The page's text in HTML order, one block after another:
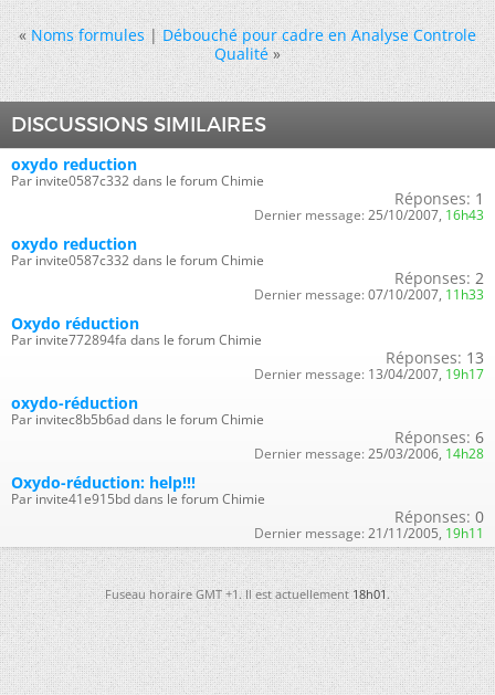
« Noms formules|Débouché pour cadre en Analyse Controle
Qualité »
DISCUSSIONS SIMILAIRES
oxydo reduction
Par invite0587c332 dans le forum Chimie
Réponses: 1
Dernier message: 25/10/2007, 16h43
oxydo reduction
Par invite0587c332 dans le forum Chimie
Réponses: 2
Dernier message: 07/10/2007, 11h33
Oxydo réduction
Par invite772894fa dans le forum Chimie
Réponses: 13
Dernier message: 13/04/2007, 19h17
oxydo-réduction
Par invitec8b5b6ad dans le forum Chimie
Réponses: 6
Dernier message: 25/03/2006, 14h28
Oxydo-réduction: help!!!
Par invite41e915bd dans le forum Chimie
Réponses: 0
Dernier message: 21/11/2005, 19h11
Fuseau horaire GMT +1. Il est actuellement18h01.